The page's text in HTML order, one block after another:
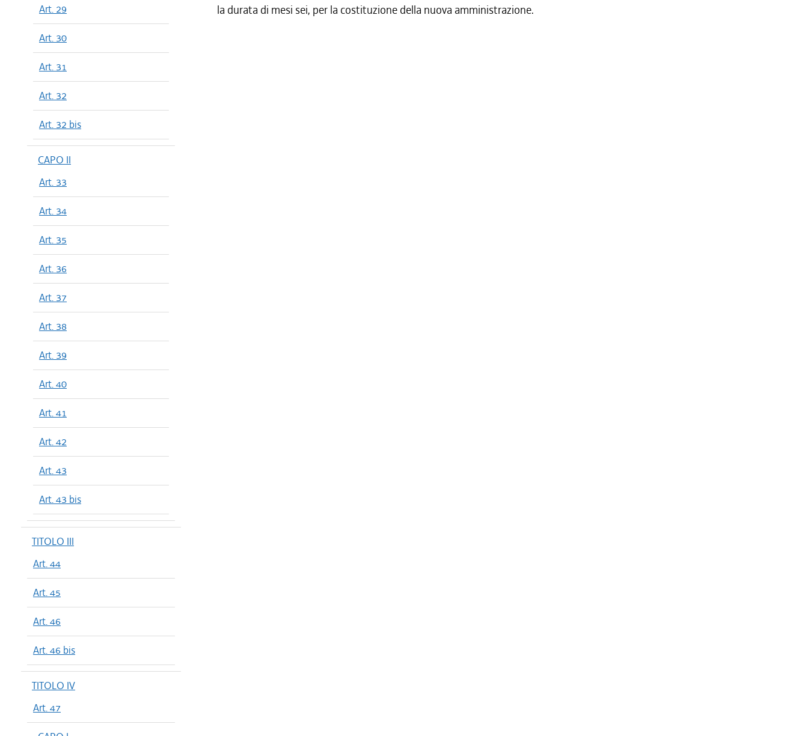
Art. 29
Art. 30
Art. 31
Art. 32
Art. 32 bis
CAPO II
Art. 33
Art. 34
Art. 35
Art. 36
Art. 37
Art. 38
Art. 39
Art. 40
Art. 41
Art. 42
Art. 43
Art. 43 bis
TITOLO III
Art. 44
Art. 45
Art. 46
Art. 46 bis
TITOLO IV
Art. 47
la durata di mesi sei, per la costituzione della nuova amministrazione.